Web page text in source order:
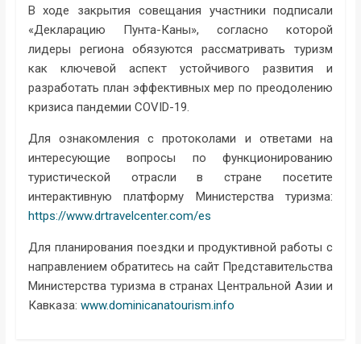
В ходе закрытия совещания участники подписали
«Декларацию Пунта-Каны», согласно которой
лидеры региона обязуются рассматривать туризм
как ключевой аспект устойчивого развития и
разработать план эффективных мер по преодолению
кризиса пандемии COVID-19.
Для ознакомления с протоколами и ответами на
интересующие вопросы по функционированию
туристической отрасли в стране посетите
интерактивную платформу Министерства туризма:
https://www.drtravelcenter.com/es
Для планирования поездки и продуктивной работы с
направлением обратитесь на сайт Представительства
Министерства туризма в странах Центральной Азии и
Кавказа: www.dominicanatourism.info